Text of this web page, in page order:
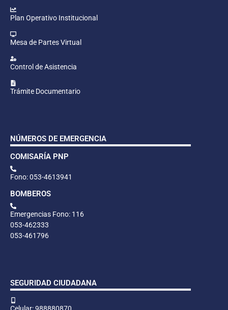
Plan Operativo Institucional
Mesa de Partes Virtual
Control de Asistencia
Trámite Documentario
NÚMEROS DE EMERGENCIA
COMISARÍA PNP
Fono: 053-4613941
BOMBEROS
Emergencias Fono: 116
053-462333
053-461796
SEGURIDAD CIUDADANA
Celular: 988880870